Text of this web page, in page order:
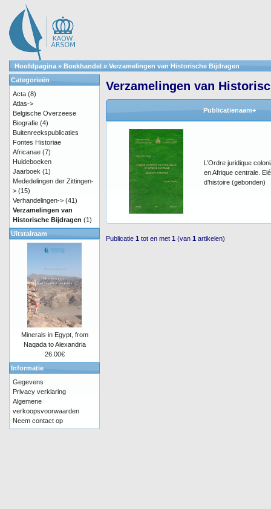
Hoofdpagina » Boekhandel » Verzamelingen van Historische Bijdragen
Verzamelingen van
Publicatienaam+
L’Ordre juridique
en Afrique centrale.
d’histoire (gebonden)
Publicatie 1 tot en met 1 (van 1 artikelen)
Categorieën
Acta (8)
Atlas->
Belgische Overzeese
Biografie (4)
Buitenreekspublicaties
Fontes Historiae
Africanae (7)
Huldeboeken
Jaarboek (1)
Mededelingen der Zittingen-
> (15)
Verhandelingen-> (41)
Verzamelingen van
Historische Bijdragen (1)
Uitstalraam
Minerals in Egypt, from
Naqada to Alexandria
26.00€
Informatie
Gegevens
Privacy verklaring
Algemene
verkoopsvoorwaarden
Neem contact op